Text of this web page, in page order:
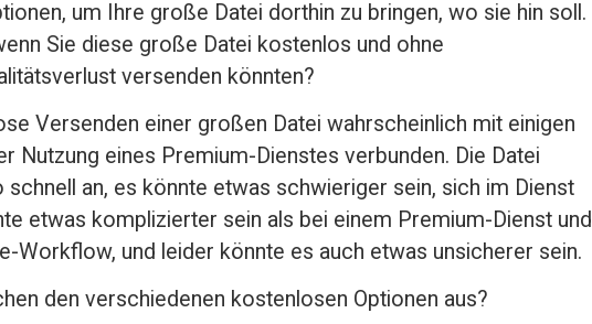
um Ihre große Datei dorthin zu bringen, wo sie hin soll.
Sie diese große Datei kostenlos und ohne
versenden könnten?
Versenden einer großen Datei wahrscheinlich mit einigen
Nutzung eines Premium-Dienstes verbunden. Die Datei
an, es könnte etwas schwieriger sein, sich im Dienst
etwas komplizierter sein als bei einem Premium-Dienst und
Workflow, und leider könnte es auch etwas unsicherer sein.
den verschiedenen kostenlosen Optionen aus?